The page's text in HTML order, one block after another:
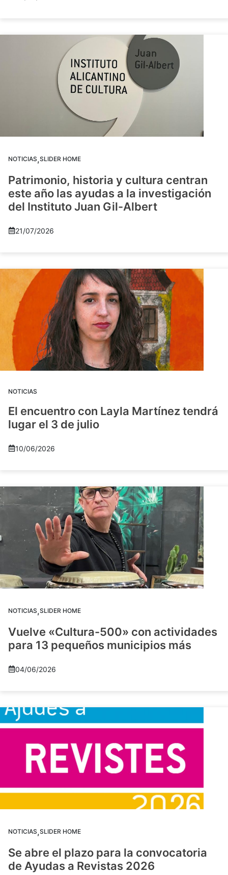
NOTICIAS,SLIDER HOME
Patrimonio, historia y cultura centran
este año las ayudas a la investigación
del Instituto Juan Gil-Albert
21/07/2026
NOTICIAS
El encuentro con Layla Martínez tendrá
lugar el 3 de julio
10/06/2026
NOTICIAS,SLIDER HOME
Vuelve «Cultura-500» con actividades
para 13 pequeños municipios más
04/06/2026
NOTICIAS,SLIDER HOME
Se abre el plazo para la convocatoria
de Ayudas a Revistas 2026